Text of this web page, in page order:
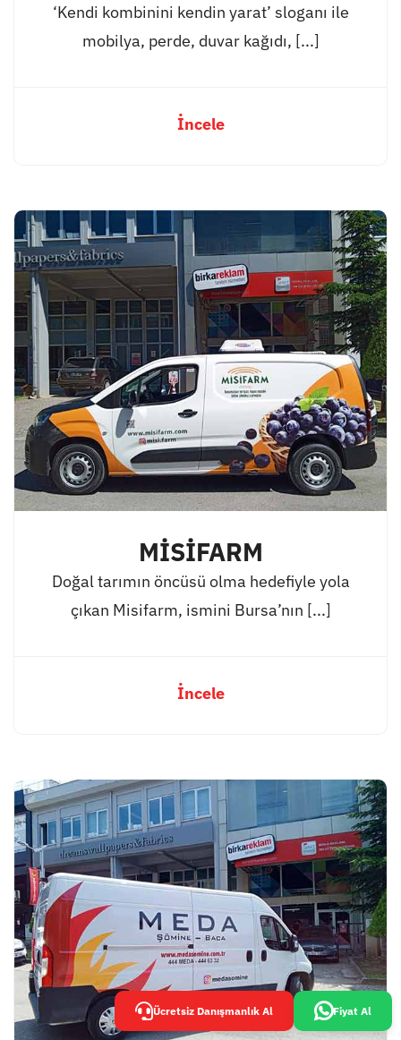
‘Kendi kombinini kendin yarat’ sloganı ile
mobilya, perde, duvar kağıdı, [...]
İncele
MİSİFARM
Doğal tarımın öncüsü olma hedefiyle yola
çıkan Misifarm, ismini Bursa’nın [...]
İncele
Ücretsiz Danışmanlık Al Fiyat Al